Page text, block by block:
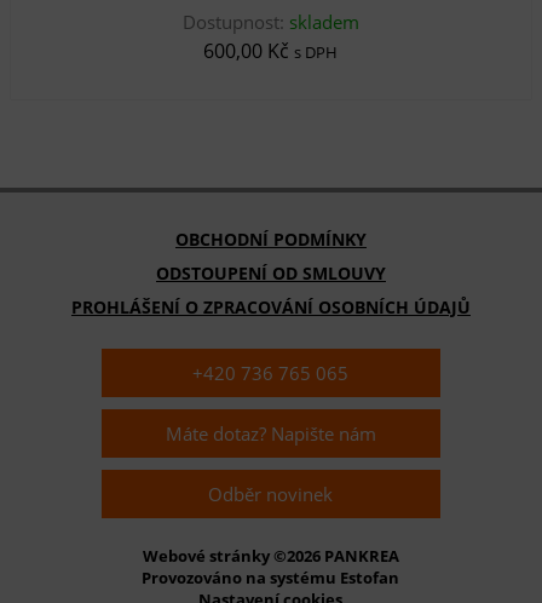
Dostupnost: skladem
600,00 Kč s DPH
OBCHODNÍ PODMÍNKY
ODSTOUPENÍ OD SMLOUVY
PROHLÁŠENÍ O ZPRACOVÁNÍ OSOBNÍCH ÚDAJŮ
+420 736 765 065
Máte dotaz? Napište nám
Odběr novinek
Webové stránky ©2026 PANKREA
Provozováno na systému Estofan